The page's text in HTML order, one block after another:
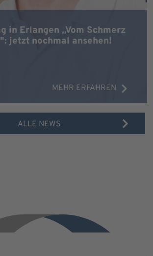
in Erlangen „Vom Schmerz
jetzt nochmal ansehen!
MEHR ERFAHREN
ALLE NEWS